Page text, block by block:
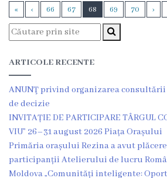
cereri
Media
Știri
și
Evenimente
Galerie
Foto
« ‹ 66 67 68 69 70 ›
ARTICOLE RECENTE
ANUNŢ privind organizarea
de decizie
INVITAȚIE DE PARTICIPARE TÂRGUL
VIU” 26–31 august 2026 Piața Orașului
Primăria orașului Rezina a avut
participanții Atelierului de lucru
Moldova „Comunități inteligente: